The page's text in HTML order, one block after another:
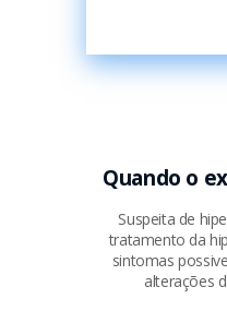
Quando o
Suspeita de
tratamento da
sintomas
alterações